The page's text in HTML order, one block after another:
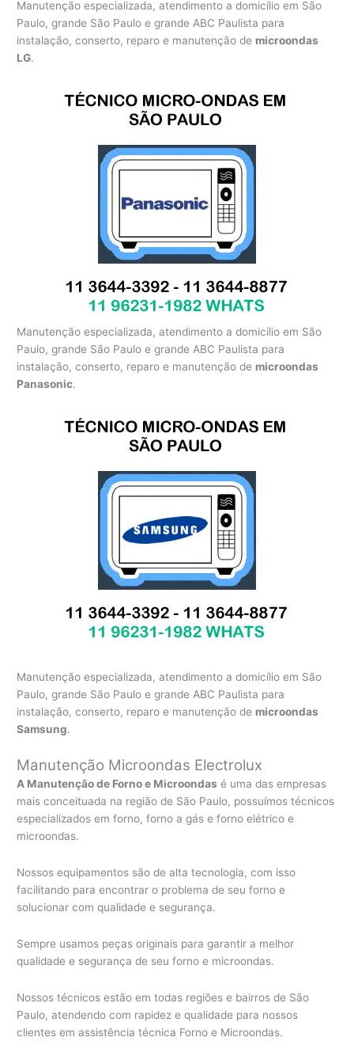
Manutenção especializada, atendimento a domicílio em São
Paulo, grande São Paulo e grande ABC Paulista para
instalação, conserto, reparo e manutenção de microondas
LG.
Manutenção especializada, atendimento a domicílio em São
Paulo, grande São Paulo e grande ABC Paulista para
instalação, conserto, reparo e manutenção de microondas
Panasonic.
Manutenção especializada, atendimento a domicílio em São
Paulo, grande São Paulo e grande ABC Paulista para
instalação, conserto, reparo e manutenção de microondas
Samsung.
Manutenção Microondas Electrolux
A Manutenção de Forno e Microondas é uma das empresas
mais conceituada na região de São Paulo, possuímos técnicos
especializados em forno, forno a gás e forno elétrico e
microondas.
Nossos equipamentos são de alta tecnologia, com isso
facilitando para encontrar o problema de seu forno e
solucionar com qualidade e segurança.
Sempre usamos peças originais para garantir a melhor
qualidade e segurança de seu forno e microondas.
Nossos técnicos estão em todas regiões e bairros de São
Paulo, atendendo com rapidez e qualidade para nossos
clientes em assistência técnica Forno e Microondas.